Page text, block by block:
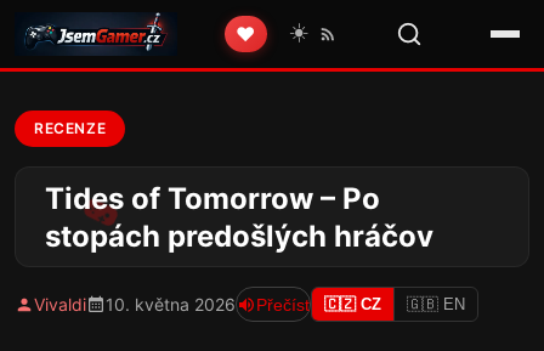
❤️ ☀️
RECENZE
Tides of Tomorrow – Po
stopách predošlých hráčov
Vivaldi 10. května 2026 Přečíst 🇨🇿 CZ 🇬🇧 EN